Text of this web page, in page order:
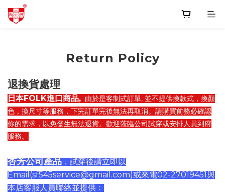
Return Policy
退換貨處理
日本FOLK進口商品, 由於是客制式訂單, 並不提供換款式，換顏
色，換尺寸等服務，下完訂單完後無法再取消。請購買前務必確認
你的需求，以免發生無法退貨。歡迎蒞臨公司試穿或安排人員到府
服務。
杏芳公司產品 ，試穿後請立即以
Email(sf545service@gmail.com)或來電02-27019451與
本店客服人員聯絡並提供﹕